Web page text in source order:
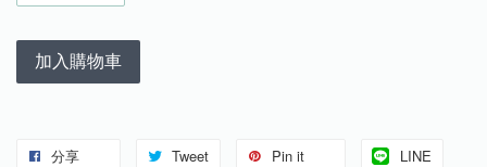
加入購物車
分享 Tweet Pin it LINE